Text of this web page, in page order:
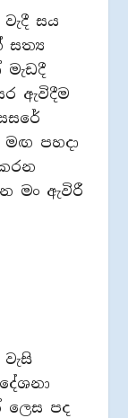
සය
සත්‍ය
ඇවිදීම
පහදා
මං ඇවිරී
ලෙස පද